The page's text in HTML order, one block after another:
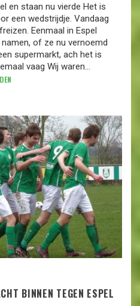
en staan nu vierde Het is
een wedstrijdje. Vandaag
Eenmaal in Espel
of ze nu vernoemd
supermarkt, ach het is
vaag Wij waren...
BINNEN TEGEN ESPEL